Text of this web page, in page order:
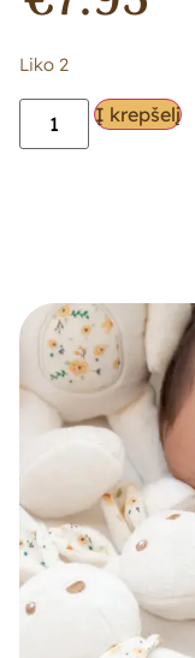
Liko 2
Į krepšelį